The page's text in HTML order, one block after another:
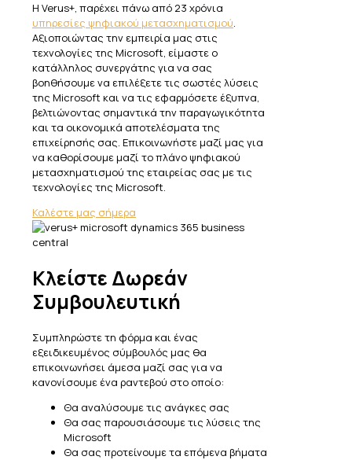
Η Verus+, παρέχει πάνω από 23 χρόνια
υπηρεσίες ψηφιακού μετασχηματισμού.
Αξιοποιώντας την εμπειρία μας στις
τεχνολογίες της Microsoft, είμαστε ο
κατάλληλος συνεργάτης για να σας
βοηθήσουμε να επιλέξετε τις σωστές λύσεις
της Microsoft και να τις εφαρμόσετε έξυπνα,
βελτιώνοντας σημαντικά την παραγωγικότητα
και τα οικονομικά αποτελέσματα της
επιχείρησής σας. Επικοινωνήστε μαζί μας για
να καθορίσουμε μαζί το πλάνο ψηφιακού
μετασχηματισμού της εταιρείας σας με τις
τεχνολογίες της Microsoft.
Καλέστε μας σήμερα
Κλείστε Δωρεάν
Συμβουλευτική
Συμπληρώστε τη φόρμα και ένας
εξειδικευμένος σύμβουλός μας θα
επικοινωνήσει άμεσα μαζί σας για να
κανονίσουμε ένα ραντεβού στο οποίο:
Θα αναλύσουμε τις ανάγκες σας
Θα σας παρουσιάσουμε τις λύσεις της
Microsoft
Θα σας προτείνουμε τα επόμενα βήματα